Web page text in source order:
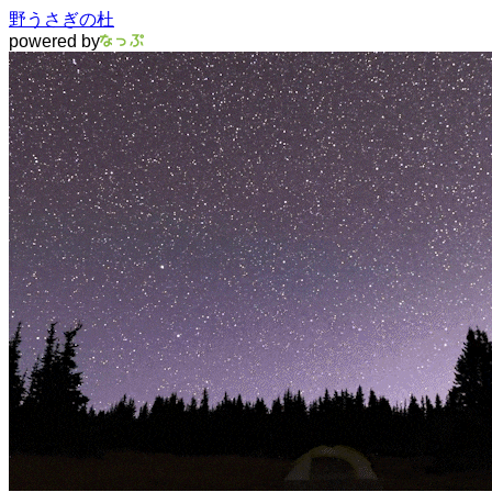
野うさぎの杜
powered by